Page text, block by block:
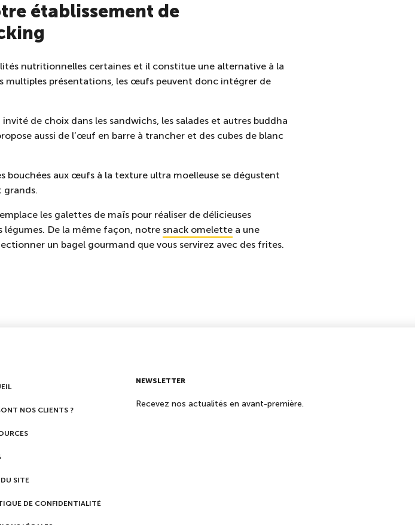
établissement de
nutritionnelles certaines et il constitue une alternative à la
multiples présentations, les œufs peuvent donc intégrer de
de choix dans les sandwichs, les salades et autres buddha
aussi de l’œuf en barre à trancher et des cubes de blanc
bouchées aux œufs à la texture ultra moelleuse se dégustent
grands.
les galettes de maïs pour réaliser de délicieuses
légumes. De la même façon, notre snack omelette a une
un bagel gourmand que vous servirez avec des frites.
NOS CLIENTS ?
SITE
DE CONFIDENTIALITÉ
NEWSLETTER
Recevez nos actualités en avant-première.